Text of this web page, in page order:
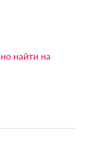
найти на